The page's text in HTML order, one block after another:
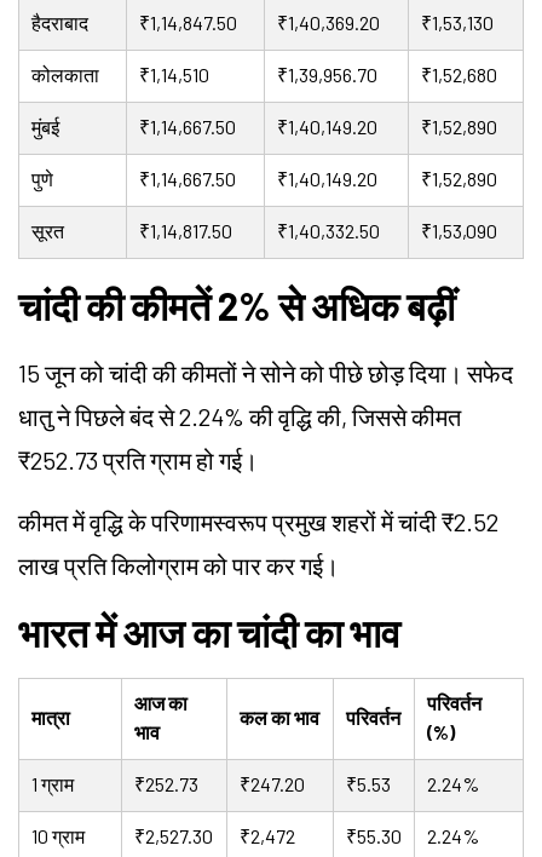
हैदराबाद ₹1,14,847.50 ₹1,40,369.20 ₹1,53,130
कोलकाता ₹1,14,510 ₹1,39,956.70 ₹1,52,680
मुंबई ₹1,14,667.50 ₹1,40,149.20 ₹1,52,890
पुणे ₹1,14,667.50 ₹1,40,149.20 ₹1,52,890
सूरत ₹1,14,817.50 ₹1,40,332.50 ₹1,53,090
चांदी की कीमतें 2% से अधिक बढ़ीं
15 जून को चांदी की कीमतों ने सोने को पीछे छोड़ दिया। सफेद
धातु ने पिछले बंद से 2.24% की वृद्धि की, जिससे कीमत
₹252.73 प्रति ग्राम हो गई।
कीमत में वृद्धि के परिणामस्वरूप प्रमुख शहरों में चांदी ₹2.52
लाख प्रति किलोग्राम को पार कर गई।
भारत में आज का चांदी का भाव
मात्रा
आज का
भाव
कल का भाव परिवर्तन
परिवर्तन
(%)
1 ग्राम ₹252.73 ₹247.20 ₹5.53 2.24%
10 ग्राम ₹2,527.30 ₹2,472 ₹55.30 2.24%